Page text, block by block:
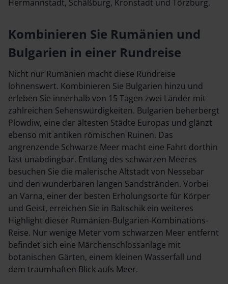
Hermannstadt, Schäßburg, Kronstadt und Törzburg.
Kombinieren Sie Rumänien und
Bulgarien in einer Rundreise
Nicht nur Rumänien macht diese Rundreise
lohnenswert. Kombinieren Sie Bulgarien hinzu und
erleben Sie innerhalb von 15 Tagen zwei Länder mit
zahlreichen Sehenswürdigkeiten. Bulgarien beherbergt
Plowdiw, eine der ältesten Städte Europas und glänzt
ebenso mit antiken römischen Ruinen. Das
angrenzende Schwarze Meer macht eine Fahrt dorthin
fast unabdingbar. Entlang des schwarzen Meeres
besuchen Sie die malerische Altstadt von Nessebar
und den wunderbaren langen Sandstränden. Vorbei
an Varna, einer der besten Erholungsorte für Körper
und Geist, erreichen Sie in Baltschik ein weiteres
Highlight dieser Rumänien-Bulgarien-Kombinations-
Reise. Nur wenige Meter vom schwarzen Meer entfernt
befindet sich eine Märchenschlossanlage mit
botanischen Gärten, einem kleinen Wasserfall und
dem traumhaften Blick aufs Meer.